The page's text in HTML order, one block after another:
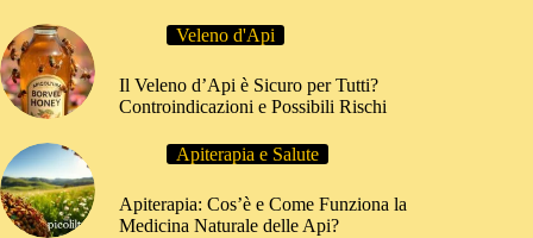
Veleno d'Api
Il Veleno d’Api è Sicuro per Tutti?
Controindicazioni e Possibili Rischi
Apiterapia e Salute
Apiterapia: Cos’è e Come Funziona la
Medicina Naturale delle Api?